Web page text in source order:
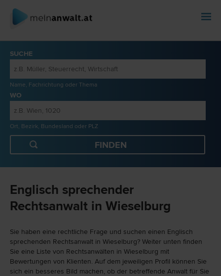
SUCHE
Name, Fachrichtung oder Thema
WO
Ort, Bezirk, Bundesland oder PLZ
Englisch sprechender
Rechtsanwalt in Wieselburg
Sie haben eine rechtliche Frage und suchen einen Englisch
sprechenden Rechtsanwalt in Wieselburg? Weiter unten finden
Sie eine Liste von Rechtsanwälten in Wieselburg mit
Bewertungen von Klienten. Auf dem jeweiligen Profil können Sie
sich ein besseres Bild machen, ob der betreffende Anwalt für Sie